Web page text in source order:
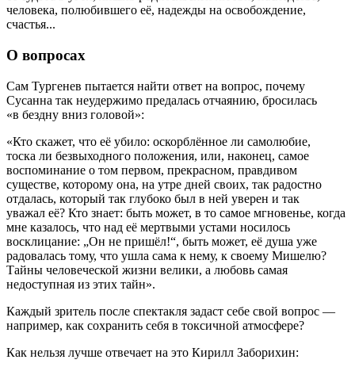
человека, полюбившего её, надежды на освобождение,
счастья...
О вопросах
Сам Тургенев пытается найти ответ на вопрос, почему
Сусанна так неудержимо предалась отчаянию, бросилась
«в бездну вниз головой»:
«Кто скажет, что её убило: оскорблённое ли самолюбие,
тоска ли безвыходного положения, или, наконец, самое
воспоминание о том первом, прекрасном, правдивом
существе, которому она, на утре дней своих, так радостно
отдалась, который так глубоко был в ней уверен и так
уважал её? Кто знает: быть может, в то самое мгновенье, когда
мне казалось, что над её мертвыми устами носилось
восклицание: „Он не пришёл!“, быть может, её душа уже
радовалась тому, что ушла сама к нему, к своему Мишелю?
Тайны человеческой жизни велики, а любовь самая
недоступная из этих тайн».
Каждый зритель после спектакля задаст себе свой вопрос —
например, как сохранить себя в токсичной атмосфере?
Как нельзя лучше отвечает на это Кирилл Заборихин: